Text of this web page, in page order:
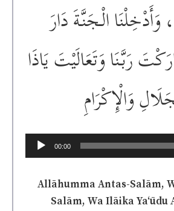
وَأَدْخِلْنَا الْـجَنَّةَ دَارَ
رَبَّنَا وَتَعَالَيْتَ يَاذَا
وَالْإِكْرَامِ
Audio
Player
00:00
Allāhumma Antas-Salām,
Salām, Wa Ilāika Ya‘ūdu